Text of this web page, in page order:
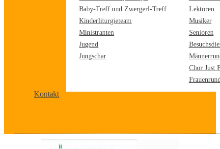
Baby-Treff und Zwergerl-Treff
Kinderliturgieteam
Ministranten
Jugend
Jungschar
Lektoren
Musiker
Senioren
Chor Just
Kontakt